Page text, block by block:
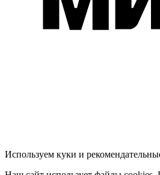
Используем куки и